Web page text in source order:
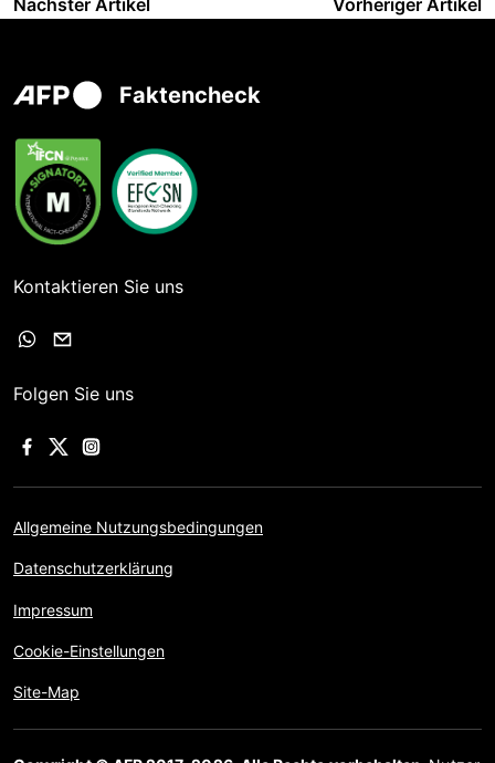
Nächster Artikel Vorheriger Artikel
Faktencheck
Kontaktieren Sie uns
Folgen Sie uns
Allgemeine Nutzungsbedingungen
Datenschutzerklärung
Impressum
Cookie-Einstellungen
Site-Map